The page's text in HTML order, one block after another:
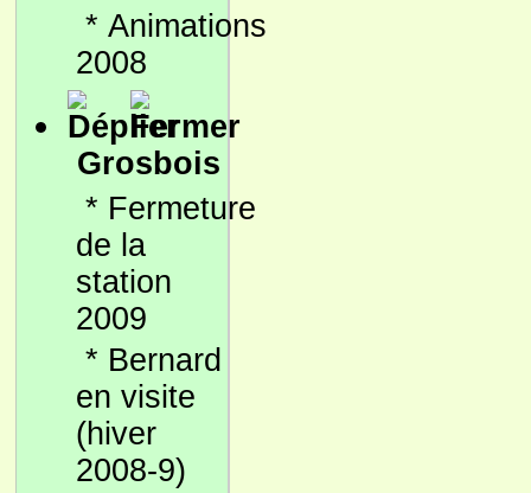
* Animations
2008
Grosbois
* Fermeture
de la
station
2009
* Bernard
en visite
(hiver
2008-9)